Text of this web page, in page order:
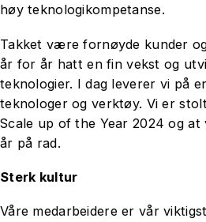
høy teknologikompetanse.
Takket være fornøyde kunder
år for år hatt en fin vekst og
teknologier. I dag leverer vi på
teknologer og verktøy. Vi er
Scale up of the Year 2024 og at
år på rad.
Sterk kultur
Våre medarbeidere er vår